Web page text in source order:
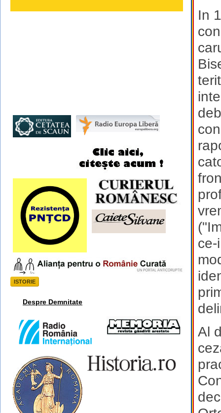
In
ce-
Al
ISTORIE
Despre Demnitate